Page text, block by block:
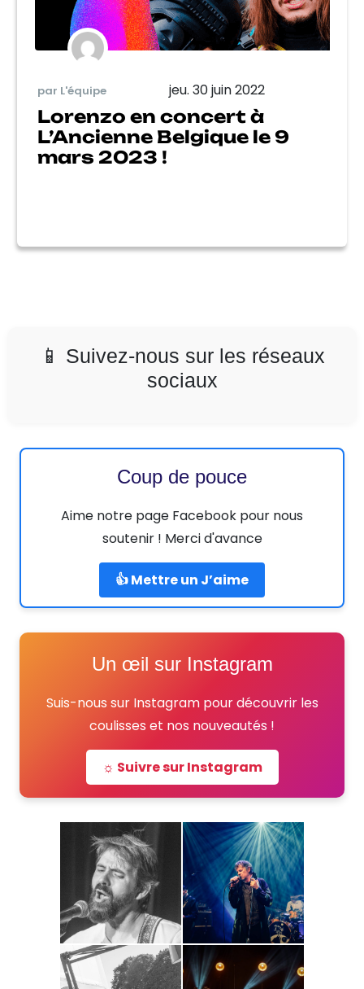
par L'équipe jeu. 30 juin 2022
Lorenzo en concert à
L’Ancienne Belgique le 9
mars 2023 !
📱 Suivez-nous sur les réseaux
sociaux
Coup de pouce
Aime notre page Facebook pour nous
soutenir ! Merci d'avance
👍 Mettre un J’aime
Un œil sur Instagram
Suis-nous sur Instagram pour découvrir les
coulisses et nos nouveautés !
☼ Suivre sur Instagram